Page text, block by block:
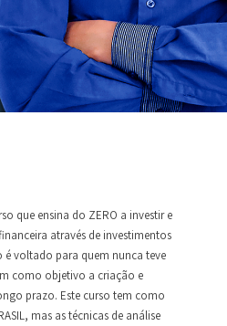
que ensina do ZERO a investir e
através de investimentos
é voltado para quem nunca teve
como objetivo a criação e
prazo. Este curso tem como
mas as técnicas de análise